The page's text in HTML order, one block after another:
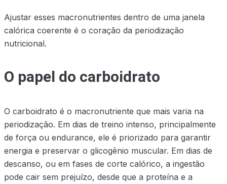
Ajustar esses macronutrientes dentro de uma janela
calórica coerente é o coração da periodização
nutricional.
O papel do carboidrato
O carboidrato é o macronutriente que mais varia na
periodização. Em dias de treino intenso, principalmente
de força ou endurance, ele é priorizado para garantir
energia e preservar o glicogênio muscular. Em dias de
descanso, ou em fases de corte calórico, a ingestão
pode cair sem prejuízo, desde que a proteína e a